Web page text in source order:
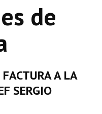
de
A LA
SERGIO